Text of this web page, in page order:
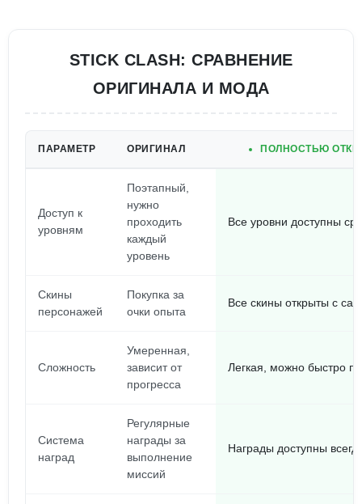
STICK CLASH: СРАВНЕНИЕ
ОРИГИНАЛА И МОДА
ПАРАМЕТР ОРИГИНАЛ ПОЛНОСТЬЮ
Доступ к
уровням
Поэтапный,
нужно
проходить
каждый
уровень
Все уровни доступны
Скины
персонажей
Покупка за
очки опыта
Все скины открыты с
Сложность
Умеренная,
зависит от
прогресса
Легкая, можно быстро
Система
наград
Регулярные
награды за
выполнение
миссий
Награды доступны